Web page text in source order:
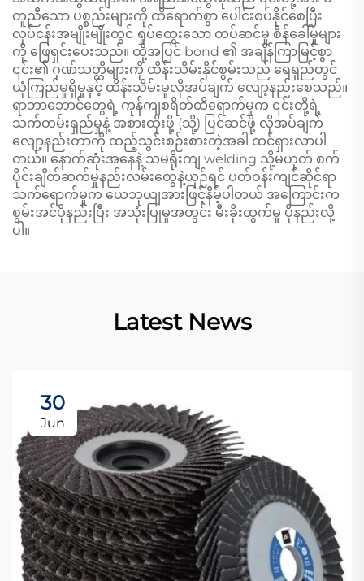
တူညီသော ပစ္စည်းများကို ထိရောက်စွာ ပေါင်းစပ်နိုင်စေပြီး
လုပ်ငန်းအမျိုးမျိုးတွင် ရှုပ်ထွေးသော တပ်ဆင်မှု စိန်ခေါ်မှုများ
ကို ဖြေရှင်းပေးသည်။ ထို့အပြင် bond ၏ အချိန်ကြာမြင့်စွာ
၎င်း၏ ဂုဏ်သတ္တိများကို ထိန်းသိမ်းနိုင်စွမ်းသည် ရေရှည်တွင်
ယုံကြည်မှုရှိမှုနှင့် ထိန်းသိမ်းမှုလိုအပ်ချက် လျော့နည်းစေသည်။
ရာဘာဘောင်တွေရဲ့ ကုန်ကျစရိတ်ထိရောက်မှုက ၎င်းတို့ရဲ့
သက်တမ်းရှည်မှုနဲ့ အစားထိုးဖို့ (သို့) ပြင်ဆင်ဖို့ လိုအပ်ချက်
လျော့နည်းတာကို ထည့်သွင်းစဉ်းစားတဲ့အခါ ထင်ရှားလာပါ
တယ်။ နောက်ဆုံးအနေနဲ့ သမရိုးကျ welding သို့မဟုတ် စက်
ပိုင်းချိတ်ဆက်မှုနည်းလမ်းတွေနဲ့ယှဉ်ရင် ပတ်ဝန်းကျင်ဆိုင်ရာ
သက်ရောက်မှုက ယေဘုယျအားဖြင့်နိမ့်ပါတယ် အကြောင်းက
စွမ်းအင်ပိုနည်းပြီး အသုံးပြုမှုအတွင်း မီးခိုးထွက်မှု ပိုနည်းလို့
ပါ။
Latest News
30
Jun